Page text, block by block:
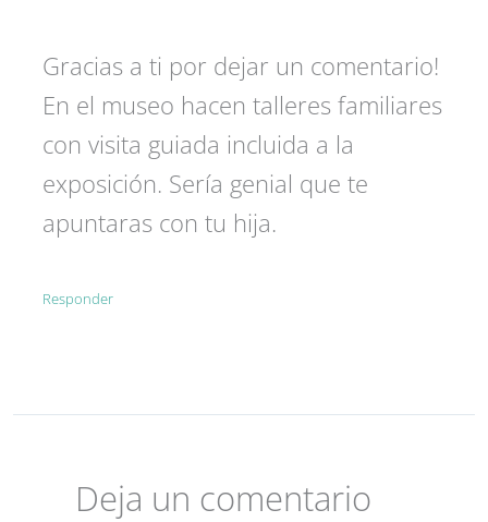
Gracias a ti por dejar un comentario!
En el museo hacen talleres familiares
con visita guiada incluida a la
exposición. Sería genial que te
apuntaras con tu hija.
Responder
Deja un comentario